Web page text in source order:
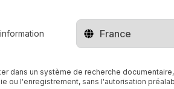
Changer de pays
dans un système de recherche
ou l'enregistrement, sans l'autorisation